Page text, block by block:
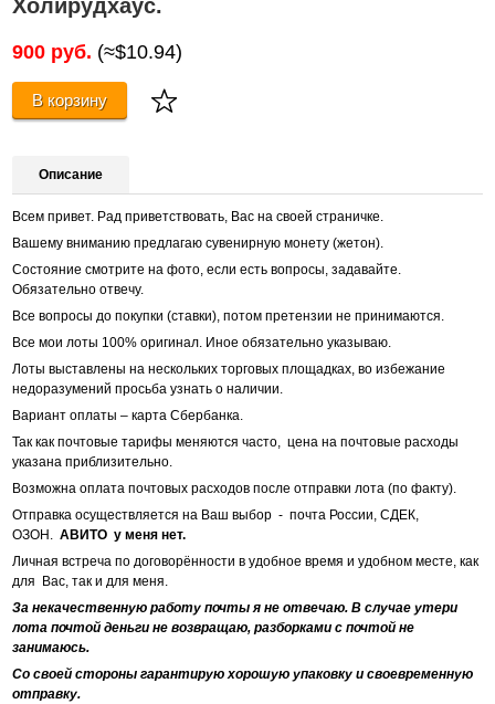
Холирудхаус.
900 руб. (≈$10.94)
В корзину
Описание
Всем привет. Рад приветствовать, Вас на своей страничке.
Вашему вниманию предлагаю сувенирную монету (жетон).
Состояние смотрите на фото, если есть вопросы, задавайте.
Обязательно отвечу.
Все вопросы до покупки (ставки), потом претензии не принимаются.
Все мои лоты 100% оригинал. Иное обязательно указываю.
Лоты выставлены на нескольких торговых площадках, во избежание
недоразумений просьба узнать о наличии.
Вариант оплаты – карта Сбербанка.
Так как почтовые тарифы меняются часто, цена на почтовые расходы
указана приблизительно.
Возможна оплата почтовых расходов после отправки лота (по факту).
Отправка осуществляется на Ваш выбор - почта России, СДЕК,
ОЗОН.АВИТО у меня нет.
Личная встреча по договорённости в удобное время и удобном месте, как
для Вас, так и для меня.
За некачественную работу почты я не отвечаю. В случае утери
лота почтой деньги не возвращаю, разборками с почтой не
занимаюсь.
Со своей стороны гарантирую хорошую упаковку и своевременную
отправку.